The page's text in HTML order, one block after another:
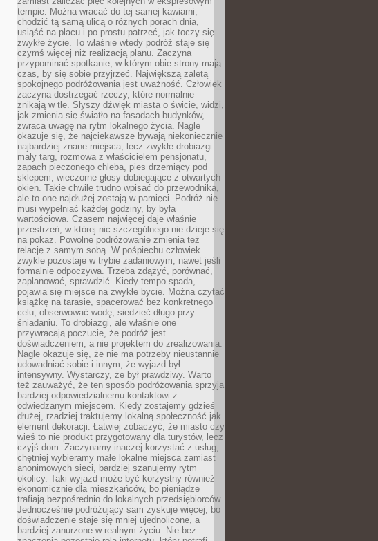
tempie. Można wracać do tej samej kawiarni,
chodzić tą samą ulicą o różnych porach dnia,
usiąść na placu i po prostu patrzeć, jak toczy się
zwykłe życie. To właśnie wtedy podróż staje się
czymś więcej niż realizacją planu. Zaczyna
przypominać spotkanie, w którym obie strony mają
czas, by się sobie przyjrzeć. Największą zaletą
spokojnego podróżowania jest uważność. Człowiek
zaczyna dostrzegać rzeczy, które normalnie
znikają w tle. Słyszy dźwięk miasta o świcie, widzi,
jak zmienia się światło na fasadach budynków,
zwraca uwagę na rytm lokalnego życia. Nagle
okazuje się, że najciekawsze bywają niekoniecznie
najbardziej znane miejsca, lecz zwykłe drobiazgi:
mały targ, rozmowa z właścicielem pensjonatu,
zapach pieczonego chleba, pies drzemiący pod
sklepem, wieczorne głosy dobiegające z otwartych
okien. Takie chwile trudno wpisać do przewodnika,
ale to one najdłużej zostają w pamięci. Podróż nie
musi wypełniać każdej godziny, by była
wartościowa. Czasem najwięcej daje właśnie
przestrzeń, w której nic szczególnego nie dzieje się
na pokaz. Powolne podróżowanie zmienia też
relację z samym sobą. W pośpiechu człowiek
zwykle pozostaje w trybie zadaniowym, nawet jeśli
formalnie odpoczywa. Trzeba zdążyć, porównać,
zaplanować, sprawdzić. Kiedy tempo spada,
pojawia się miejsce na zwykłe bycie. Można czytać
książkę na tarasie, spacerować bez konkretnego
celu, obserwować wodę, siedzieć długo przy
śniadaniu. To drobiazgi, ale właśnie one
przywracają poczucie, że podróż jest
doświadczeniem, a nie projektem do zrealizowania.
Nagle okazuje się, że nie ma potrzeby nieustannie
udowadniać sobie i innym, że wyjazd był
intensywny. Wystarczy, że był prawdziwy. Warto
też zauważyć, że ten sposób podróżowania sprzyja
bardziej odpowiedzialnemu kontaktowi z
odwiedzanym miejscem. Kiedy zostajemy gdzieś
dłużej, rzadziej traktujemy lokalną społeczność jak
element dekoracji. Łatwiej zobaczyć, że miasto czy
wieś to nie produkt przygotowany dla turystów, lecz
czyjś dom. Zaczynamy inaczej korzystać z usług,
chętniej wybieramy małe lokalne miejsca zamiast
anonimowych sieci, bardziej szanujemy rytm
okolicy. Taki wyjazd może być korzystny również
ekonomicznie dla mieszkańców, bo pieniądze
trafiają bezpośrednio do lokalnych przedsiębiorców.
Jednocześnie podróżujący sam zyskuje więcej, bo
doświadczenie staje się mniej ujednolicone, a
bardziej zanurzone w realnym życiu. Nie bez